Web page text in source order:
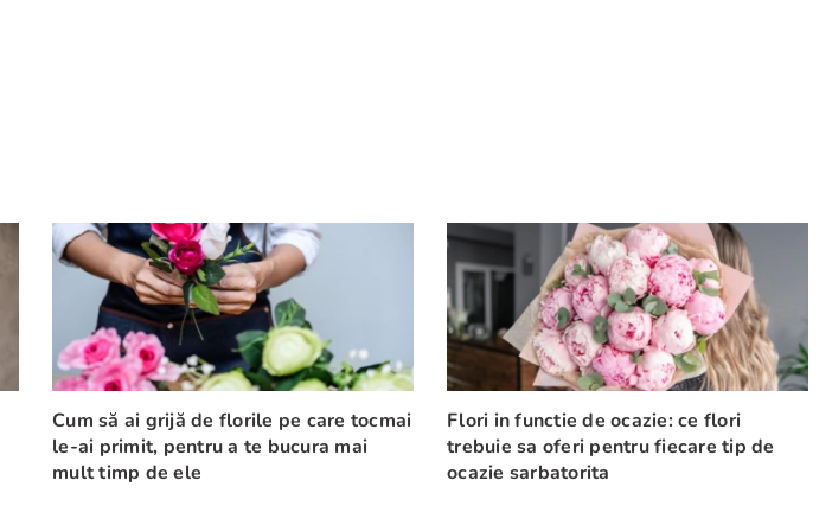
Cum să ai grijă de florile pe care tocmai
le-ai primit, pentru a te bucura mai
mult timp de ele
Flori in functie de ocazie: ce flori
trebuie sa oferi pentru fiecare tip de
ocazie sarbatorita